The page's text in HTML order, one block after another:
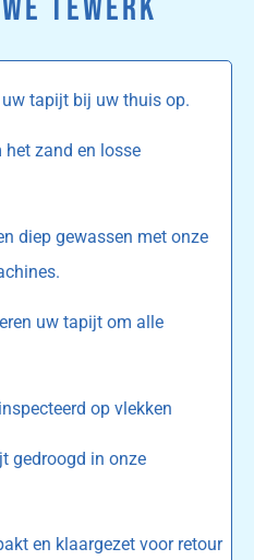
TEWERK
tapijt bij uw thuis op.
zand en losse
diep gewassen met onze
uw tapijt om alle
op vlekken
gedroogd in onze
en klaargezet voor retour